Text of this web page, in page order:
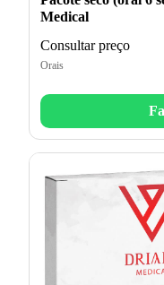
Medical
Consultar preço
Orais